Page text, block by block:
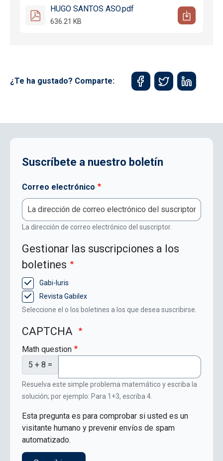
HUGO SANTOS ASO.pdf
636.21 KB
¿Te ha gustado? Comparte:
Suscríbete a nuestro boletín
Correo electrónico
La dirección de correo electrónico del suscriptor.
Gestionar las suscripciones a los
boletines
Gabi-Iuris
Revista Gabilex
Seleccione el o los boletines a los que desea suscribirse.
CAPTCHA
Math question
5 + 8 =
Resuelva este simple problema matemático y escriba la
solución; por ejemplo: Para 1+3, escriba 4.
Esta pregunta es para comprobar si usted es un
visitante humano y prevenir envíos de spam
automatizado.